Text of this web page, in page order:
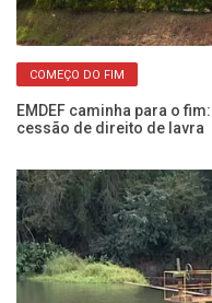
COMEÇO DO FIM
EMDEF caminha para o
cessão de direito de lavra